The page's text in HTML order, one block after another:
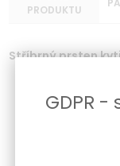
PRODUKTU
Stříbrný prsten
Ryzost 925/
GDPR